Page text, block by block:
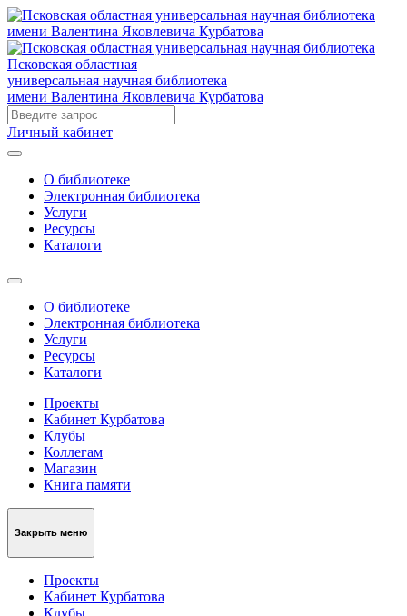
Псковская областная
универсальная научная библиотека
имени Валентина Яковлевича Курбатова
Личный кабинет
О библиотеке
Электронная библиотека
Услуги
Ресурсы
Каталоги
О библиотеке
Электронная библиотека
Услуги
Ресурсы
Каталоги
Проекты
Кабинет Курбатова
Клубы
Коллегам
Магазин
Книга памяти
Закрыть меню
Проекты
Кабинет Курбатова
Клубы